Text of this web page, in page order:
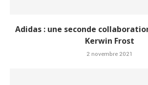
Adidas : une seconde
Kerwin Frost
2 novembre 2021